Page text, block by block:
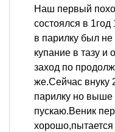
Наш первый
состоялся в
в парилку был
купание в тазу и
заход по
же.Сейчас внуку
парилку но выше
пускаю.Веник